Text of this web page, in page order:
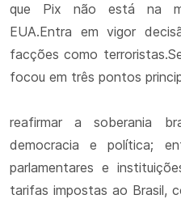
que Pix não está na
EUA.Entra em vigor
facções como
focou em três pontos
reafirmar a soberania
democracia e política;
parlamentares e
tarifas impostas ao Brasil,